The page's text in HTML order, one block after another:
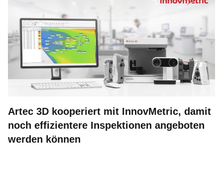
Artec 3D kooperiert mit InnovMetric, damit
noch effizientere Inspektionen angeboten
werden können